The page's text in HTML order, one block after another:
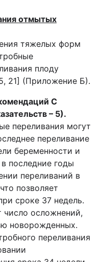
отмытых
тяжелых форм
плоду
21] (Приложение Б).
С
– 5).
переливания могут
переливание
беременности и
последние годы
переливаний в
позволяет
сроке 37 недель.
осложнений,
новорожденных.
переливания